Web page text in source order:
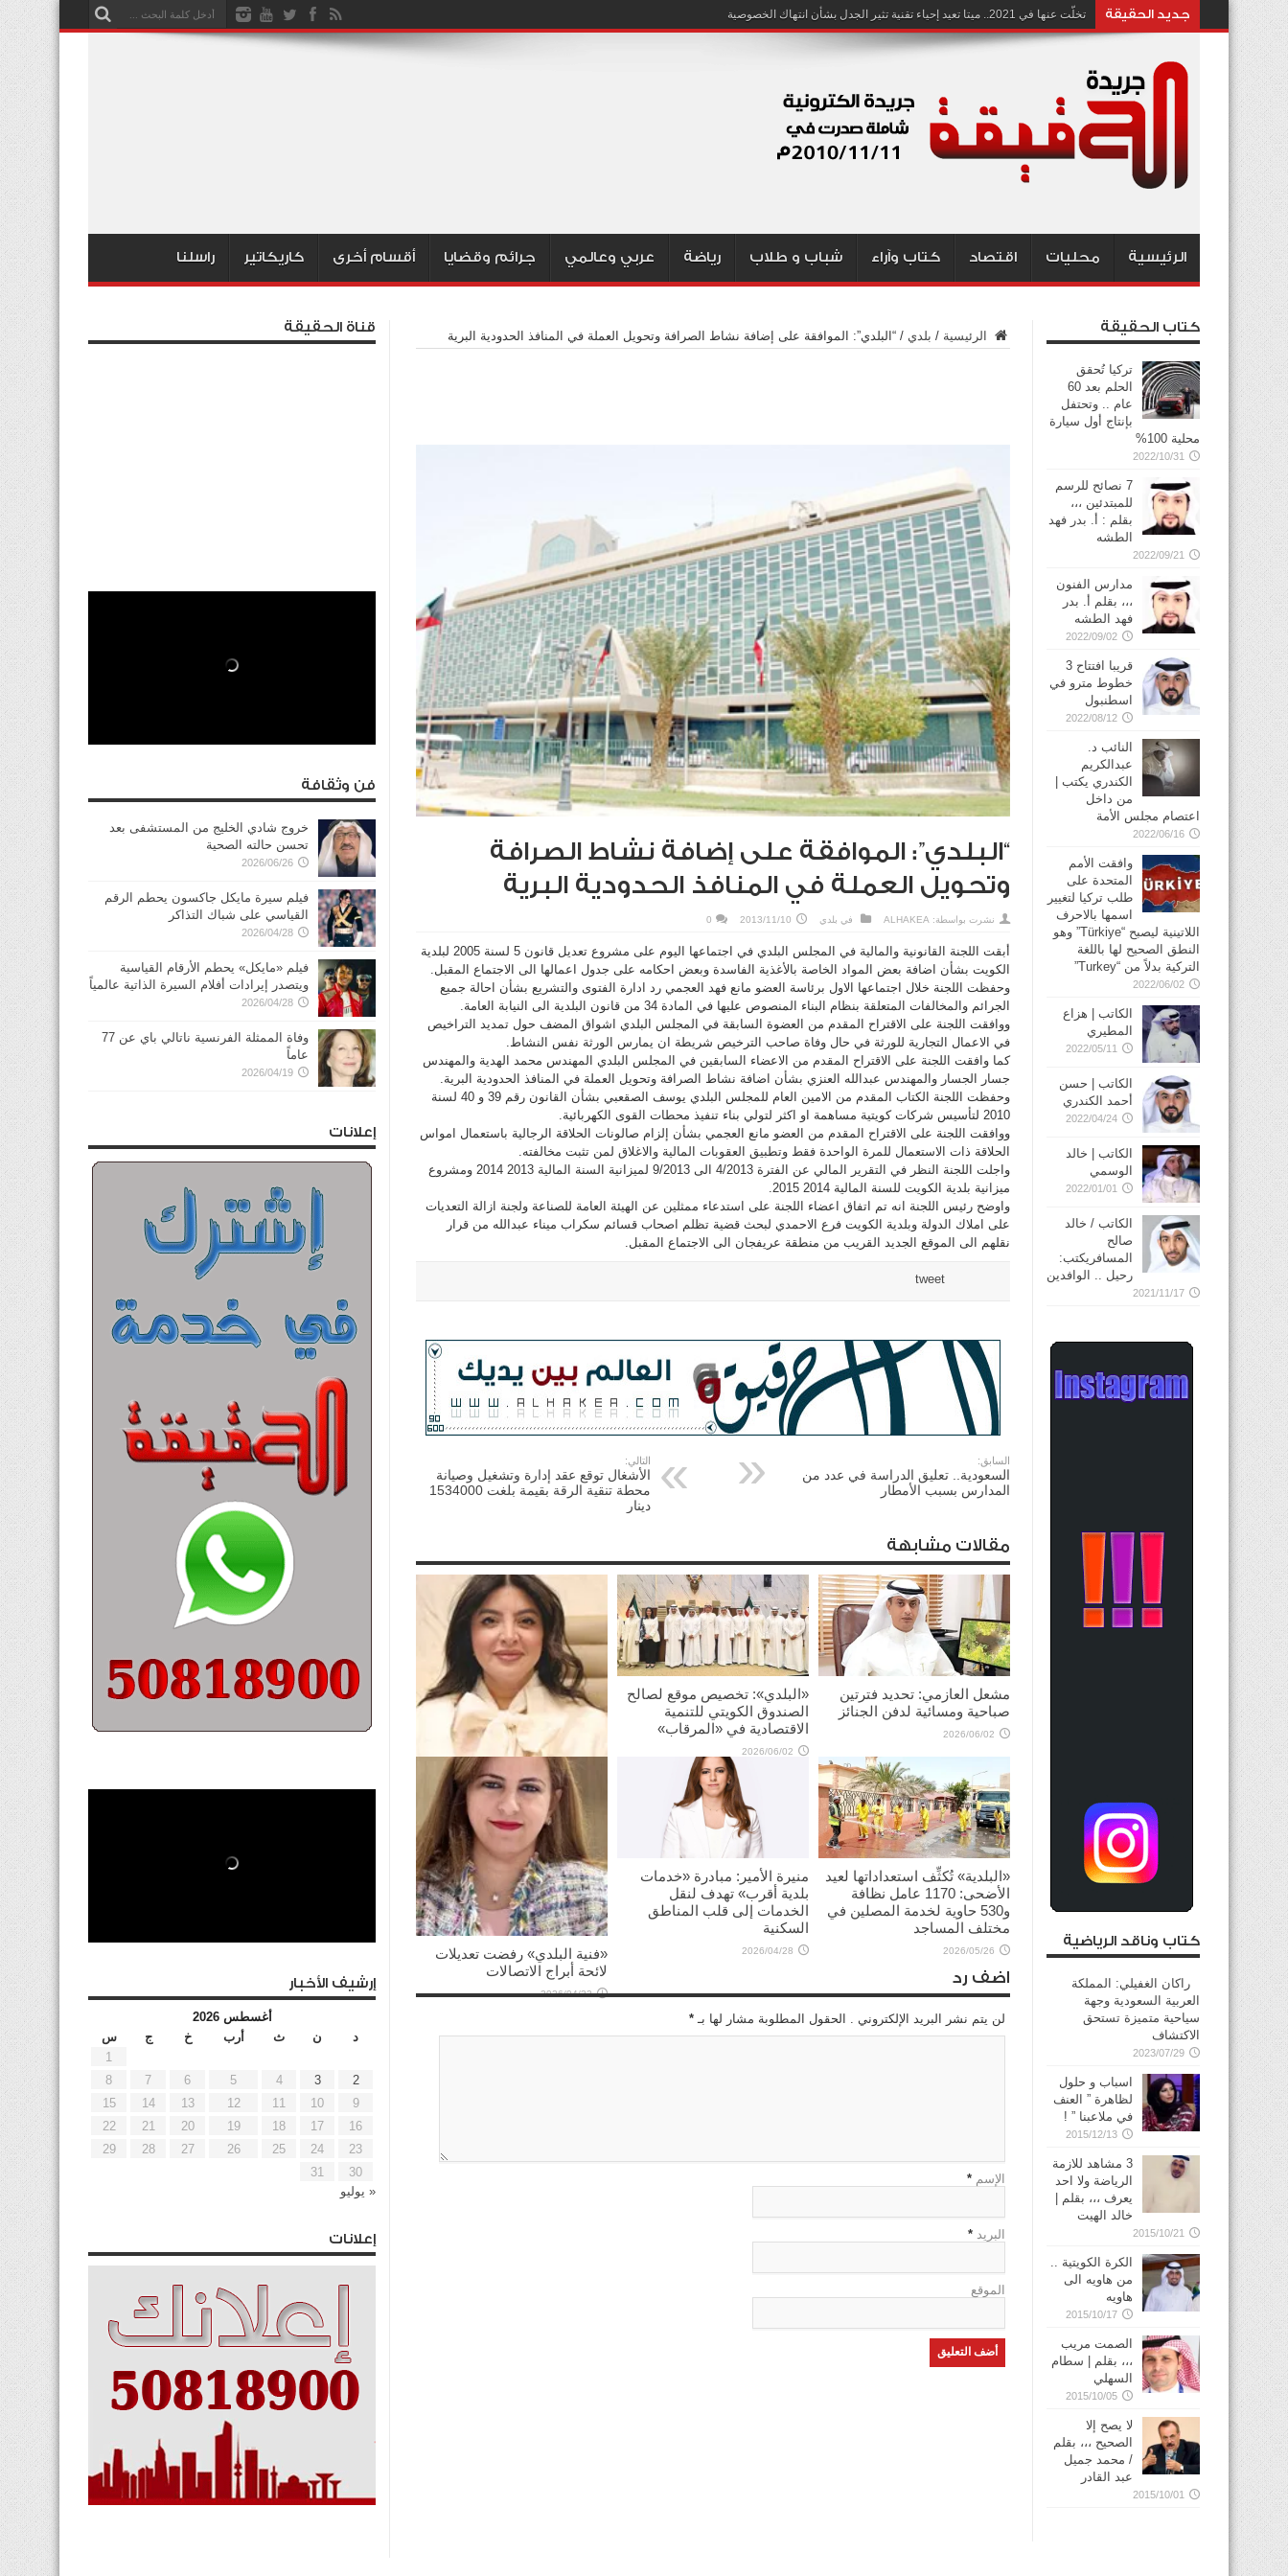
جديد الحقيقة تخلّت عنها في 2021.. ميتا تعيد إحياء تقنية تثير الجدل بشأن انتهاك الخصوصية
الرئيسية محليات اقتصاد كتاب وآراء شباب و طلاب رياضة عربي وعالمي جرائم وقضايا أقسام أخرى كاريكاتير راسلنا
الرئيسية / بلدي / “البلدي”: الموافقة على إضافة نشاط الصرافة وتحويل العملة في المنافذ الحدودية البرية
“البلدي”: الموافقة على إضافة نشاط الصرافة
وتحويل العملة في المنافذ الحدودية البرية
نشرت بواسطة: ALHAKEA في بلدي 2013/11/10
0
أبقت اللجنة القانونية والمالية في المجلس البلدي في اجتماعها اليوم على مشروع تعديل قانون 5 لسنة 2005 لبلدية
الكويت بشأن اضافة بعض المواد الخاصة بالأغذية الفاسدة وبعض احكامه على جدول اعمالها الى الاجتماع المقبل.
وحفظت اللجنة خلال اجتماعها الاول برئاسة العضو مانع فهد العجمي رد ادارة الفتوى والتشريع بشأن احالة جميع
الجرائم والمخالفات المتعلقة بنظام البناء المنصوص عليها في المادة 34 من قانون البلدية الى النيابة العامة.
ووافقت اللجنة على الاقتراح المقدم من العضوة السابقة في المجلس البلدي اشواق المضف حول تمديد التراخيص
في الاعمال التجارية للورثة في حال وفاة صاحب الترخيص شريطة ان يمارس الورثة نفس النشاط.
كما وافقت اللجنة على الاقتراح المقدم من الاعضاء السابقين في المجلس البلدي المهندس محمد الهدية والمهندس
جسار الجسار والمهندس عبدالله العنزي بشأن اضافة نشاط الصرافة وتحويل العملة في المنافذ الحدودية البرية.
وحفظت اللجنة الكتاب المقدم من الامين العام للمجلس البلدي يوسف الصقعبي بشأن القانون رقم 39 و 40 لسنة
2010 لتأسيس شركات كويتية مساهمة او اكثر لتولي بناء تنفيذ محطات القوى الكهربائية.
ووافقت اللجنة على الاقتراح المقدم من العضو مانع العجمي بشأن إلزام صالونات الحلاقة الرجالية باستعمال امواس
الحلاقة ذات الاستعمال للمرة الواحدة فقط وتطبيق العقوبات المالية والاغلاق لمن تثبت مخالفته.
واجلت اللجنة النظر في التقرير المالي عن الفترة 4/2013 الى 9/2013 لميزانية السنة المالية 2013 2014 ومشروع
ميزانية بلدية الكويت للسنة المالية 2014 2015.
واوضح رئيس اللجنة انه تم اتفاق اعضاء اللجنة على استدعاء ممثلين عن الهيئة العامة للصناعة ولجنة ازالة التعديات
على املاك الدولة وبلدية الكويت فرع الاحمدي لبحث قضية تظلم اصحاب قسائم سكراب ميناء عبدالله من قرار
نقلهم الى الموقع الجديد القريب من منطقة عريفجان الى الاجتماع المقبل.
tweet
السابق:
السعودية.. تعليق الدراسة في عدد من
المدارس بسبب الأمطار
التالي:
الأشغال توقع عقد إدارة وتشغيل وصيانة
محطة تنقية الرقة بقيمة بلغت 1534000
دينار
مقالات مشابهة
مشعل العازمي: تحديد فترتين
صباحية ومسائية لدفن الجنائز
2026/06/02
«البلدي»: تخصيص موقع لصالح
الصندوق الكويتي للتنمية
الاقتصادية في «المرقاب»
2026/06/02
منال العصفور: تنسيق مشترك
لوضع تصور لتنظيم خدمة مواقف
السيارات
2026/06/02
«البلدية» تُكثِّف استعداداتها لعيد
الأضحى: 1170 عامل نظافة
و530 حاوية لخدمة المصلين في
مختلف المساجد
2026/05/26
منيرة الأمير: مبادرة «خدمات
بلدية أقرب» تهدف لنقل
الخدمات إلى قلب المناطق
السكنية
2026/04/28
«فنية البلدي» رفضت تعديلات
لائحة أبراج الاتصالات
2026/04/22
اضف رد
لن يتم نشر البريد الإلكتروني . الحقول المطلوبة مشار لها بـ *
الإسم *
البريد *
الموقع
كتاب الحقيقة
تركيا تُحقق
الحلم بعد 60
عام .. وتحتفل
بإنتاج أول سيارة
محلية 100%
2022/10/31
7 نصائح للرسم
للمبتدئين ،،،
بقلم : أ. بدر فهد
الطشه
2022/09/21
مدارس الفنون
،،، بقلم أ. بدر
فهد الطشه
2022/09/02
قريبا افتتاح 3
خطوط مترو في
2022/08/12
النائب د.
عبدالكريم
الكندري يكتب |
من داخل
اعتصام مجلس الأمة
2022/06/16
وافقت الأمم
المتحدة على
طلب تركيا لتغيير
اسمها بالاحرف
اللاتينية ليصبح “Türkiye” وهو
النطق الصحيح لها باللغة
التركية بدلاً من “Turkey”
2022/06/02
الكاتب | هزاع
المطيري
2022/05/11
الكاتب | حسن
أحمد الكندري
2022/04/24
الكاتب | خالد
الوسمي
2022/01/01
الكاتب / خالد
صالح
المسافريكتب:
رحيل .. الوافدين
2021/11/17
كتاب وناقد الرياضية
راكان الغفيلي: المملكة
العربية السعودية وجهة
سياحية متميزة تستحق
الاكتشاف
2023/07/29
اسباب و حلول
لظاهرة ” العنف
في ملاعبنا ” !
2015/12/13
3 مشاهد للازمة
الرياضة ولا احد
يعرف ،،، بقلم |
خالد الهيت
2015/10/21
الكرة الكويتية ..
من هاويه الى
هاويه
2015/10/17
الصمت مريب
،،، بقلم | سطام
السهلي
2015/10/05
لا يصح إلا
الصحيح ،،، بقلم
/ محمد جميل
عبد القادر
2015/10/01
قناة الحقيقة
فن وثقافة
خروج شادي الخليج من المستشفى بعد
تحسن حالته الصحية
2026/06/26
فيلم سيرة مايكل جاكسون يحطم الرقم
القياسي على شباك التذاكر
2026/04/28
فيلم «مايكل» يحطم الأرقام القياسية
ويتصدر إيرادات أفلام السيرة الذاتية عالمياً
2026/04/28
وفاة الممثلة الفرنسية ناتالي باي عن 77
عاماً
2026/04/19
إعلانات
إرشيف الأخبار
أغسطس 2026
د
ن ث أرب خ ج
س
1
2
3
4
5
6
7
8
9
10
11
12
13
14
15
16
17
18
19
20
21
22
23
24
25
26
27
28
29
30
31
« يوليو
إعلانات